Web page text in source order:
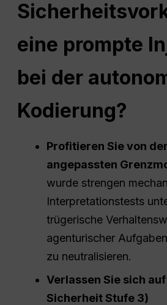
eine prompte
bei der
Kodierung?
Profitieren Sie von
angepassten
wurde strengen
Interpretationstests
trügerische
agenturischer
zu neutralisieren.
Verlassen Sie sich auf
SicherheitStufe 3)